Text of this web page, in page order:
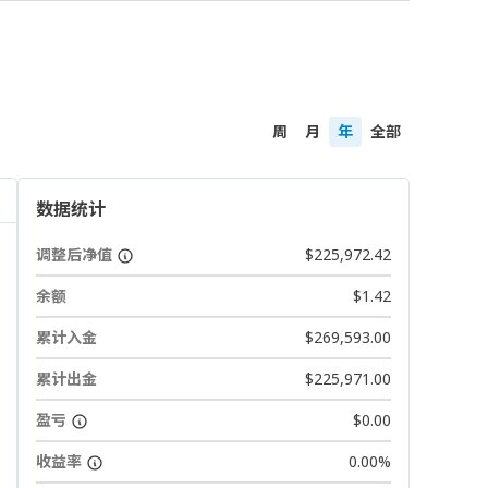
周 月 年 全部
数据统计
调整后净值
$225,972.42
余额
$1.42
累计入金
$269,593.00
累计出金
$225,971.00
盈亏
$0.00
收益率
0.00%